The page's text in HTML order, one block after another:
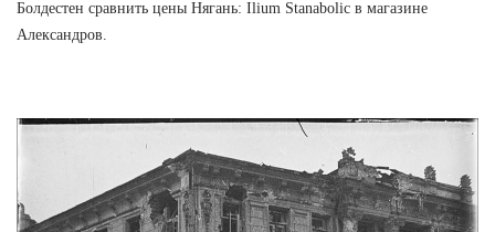
Болдестен сравнить цены Нягань: Ilium Stanabolic в магазине
Александров.